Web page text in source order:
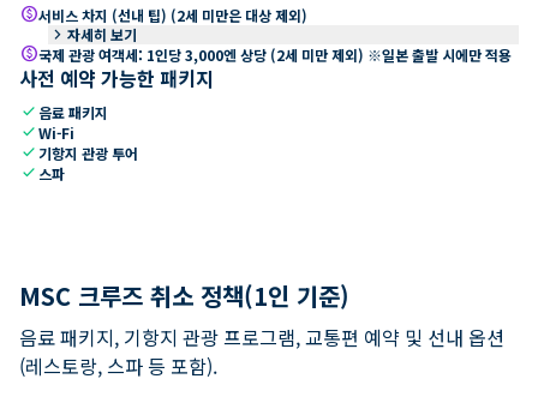
paid서비스 차지 (선내 팁) (2세 미만은 대상 제외)
keyboard_arrow_right 자세히 보기
paid국제 관광 여객세: 1인당 3,000엔 상당 (2세 미만 제외) ※일본 출발 시에만 적용
사전 예약 가능한 패키지
check 음료 패키지
checkWi-Fi
check 기항지 관광 투어
check 스파
MSC 크루즈 취소 정책(1인 기준)
음료 패키지, 기항지 관광 프로그램, 교통편 예약 및 선내 옵션
(레스토랑, 스파 등 포함).